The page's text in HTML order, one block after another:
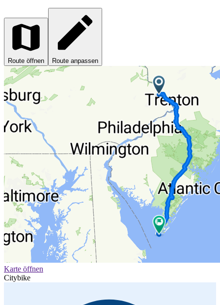
Route öffnen Route anpassen
Karte öffnen
Citybike